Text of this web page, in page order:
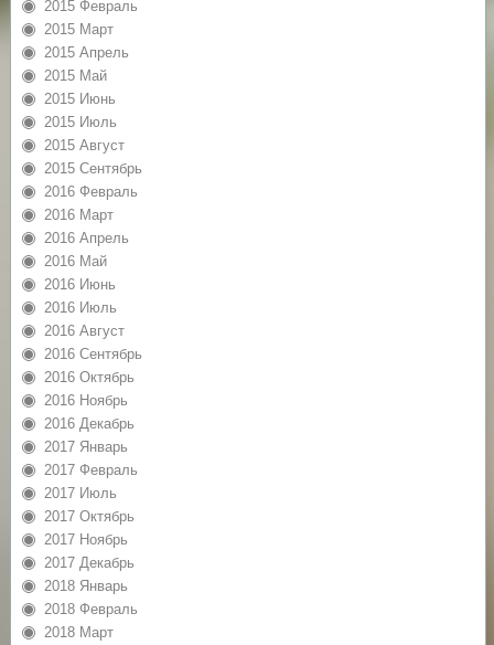
2015 Февраль
2015 Март
2015 Апрель
2015 Май
2015 Июнь
2015 Июль
2015 Август
2015 Сентябрь
2016 Февраль
2016 Март
2016 Апрель
2016 Май
2016 Июнь
2016 Июль
2016 Август
2016 Сентябрь
2016 Октябрь
2016 Ноябрь
2016 Декабрь
2017 Январь
2017 Февраль
2017 Июль
2017 Октябрь
2017 Ноябрь
2017 Декабрь
2018 Январь
2018 Февраль
2018 Март